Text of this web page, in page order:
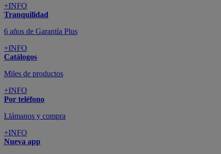
+INFO
Tranquilidad
6 años de Garantía Plus
+INFO
Catálogos
Miles de productos
+INFO
Por teléfono
Llámanos y compra
+INFO
Nueva app